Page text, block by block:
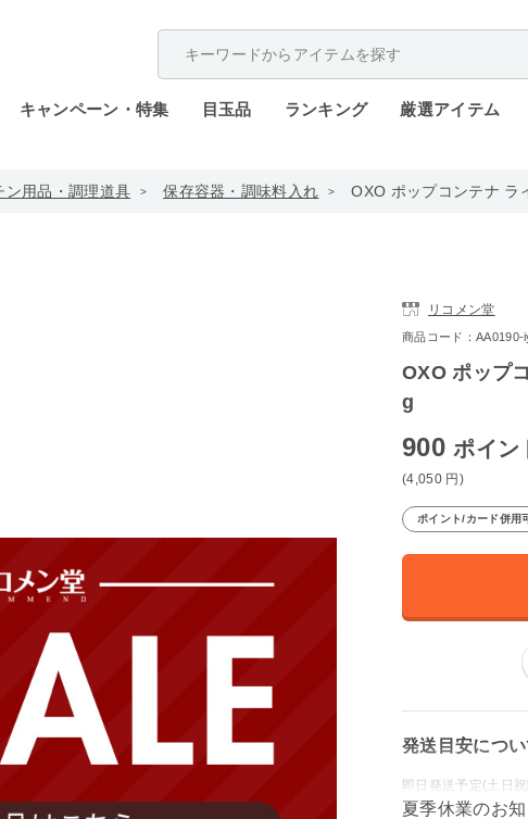
キャンペーン・特集 目玉品 ランキング 厳選アイテム
ン用品・調理道具 保存容器・調味料入れ OXO ポップコンテナ ラ
リコメン堂
商品コード：
OXO ポップ
g
900ポイン
(4,050 円 )
ポイント/カード併用
発送目安につい
即日発送予定(土日
夏季休業のお